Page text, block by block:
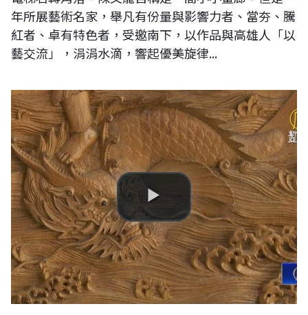
年所展藝術名家，舉凡有份量與影響力者、當夯、騰
紅者、卓有特色者，受邀南下，以作品與高雄人「以
藝交流」，涓涓水滴，響起優美旋律...
堅持傳統木雕近一甲子 黃媽慶獲彰化文化局肯定